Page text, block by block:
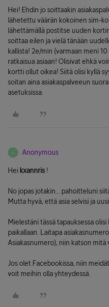
Hei! Ehdin jo soittaakin
lähetettu väärän kokoinen sim-
lähettämällä postitse uuden
soittaa eilen ja vielä tänään
kallista! 2e/min (varmaan meni
ratkaisua asiaan! Olisivat ehkä
kortti ollut oikea! Siitä olisi kyllä
soitan aina asiakaspalveeun
asetuksissa.
A Anonymous
Hei kxannris!
No jopas jotakin... pahoitteluni
Mutta hyvä, että asia selvisi ja
Mielestäni tässä tapauksessa
paikallaan. Laitapa
Asiakasnumero), niin katson mitä
Jos olet Facebookissa, niin
voit meihin olla yhteydessä.